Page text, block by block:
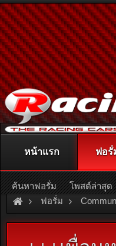
ติดต่อลงโฆษณา
หรืออ่านราย
ฟอรั่ม
Honda Car Clubs
หน้าแรก ฟอรั่
ค้นหาฟอรั่ม โพสต์ล่าสุด